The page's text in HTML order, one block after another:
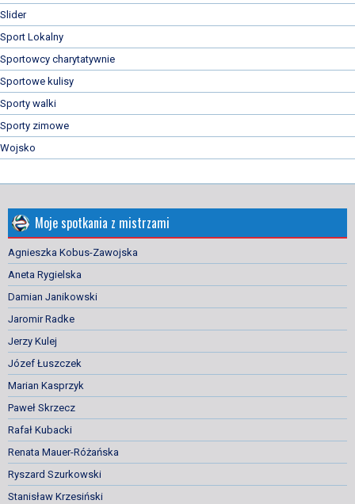
Slider
Sport Lokalny
Sportowcy charytatywnie
Sportowe kulisy
Sporty walki
Sporty zimowe
Wojsko
Moje spotkania z mistrzami
Agnieszka Kobus-Zawojska
Aneta Rygielska
Damian Janikowski
Jaromir Radke
Jerzy Kulej
Józef Łuszczek
Marian Kasprzyk
Paweł Skrzecz
Rafał Kubacki
Renata Mauer-Różańska
Ryszard Szurkowski
Stanisław Krzesiński